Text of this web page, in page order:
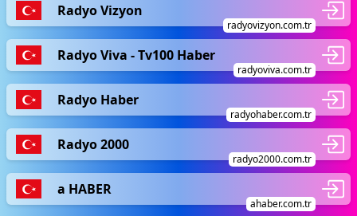
Radyo Vizyon
radyovizyon.com.tr
Radyo Viva - Tv100 Haber
radyoviva.com.tr
Radyo Haber
radyohaber.com.tr
Radyo 2000
radyo2000.com.tr
a HABER
ahaber.com.tr